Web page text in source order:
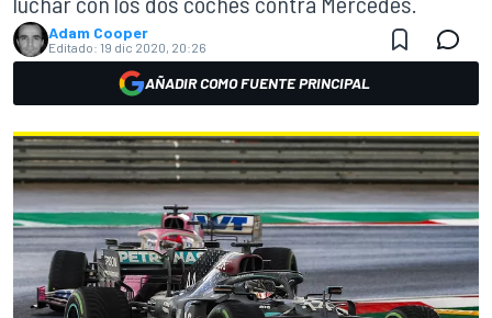
Adam Cooper
Editado: 19 dic 2020, 20:26
AÑADIR COMO FUENTE PRINCIPAL